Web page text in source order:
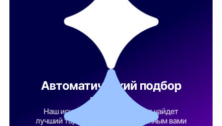
Автоматический подбор
тарифа
Наш искусственный интеллект найдет
лучший тарифный план по указанным вами